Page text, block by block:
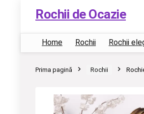
Rochii de Ocazie
Home Rochii Rochii
Prima pagină Rochii